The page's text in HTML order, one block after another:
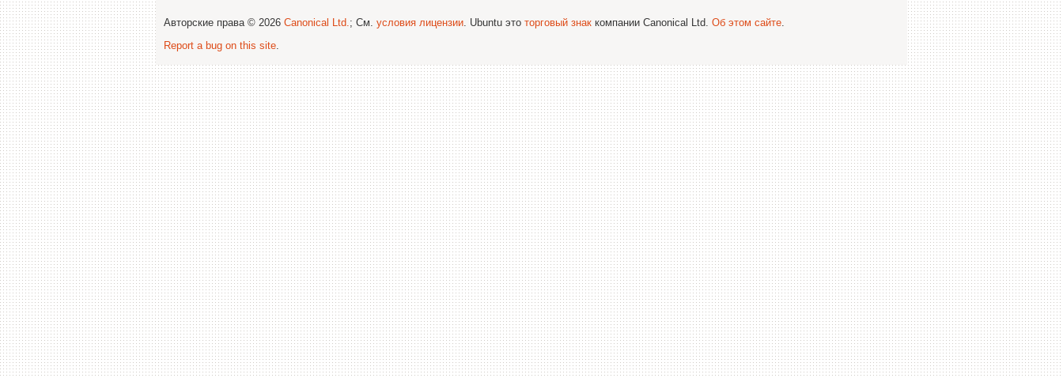
Авторские права © 2026 Canonical Ltd.; См. условия лицензии. Ubuntu это торговый знак компании Canonical Ltd. Об этом сайте.
Report a bug on this site.